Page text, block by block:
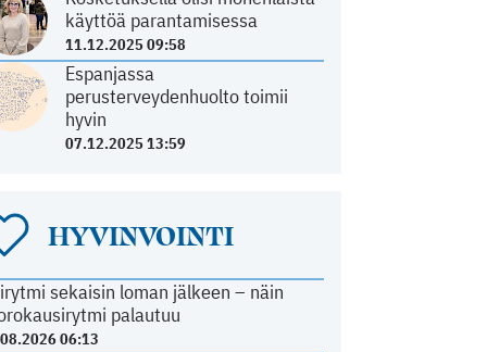
käyttöä parantamisessa
11.12.2025 09:58
Espanjassa
perusterveydenhuolto toimii
hyvin
07.12.2025 13:59
HYVINVOINTI
sekaisin loman jälkeen – näin
palautuu
06:13